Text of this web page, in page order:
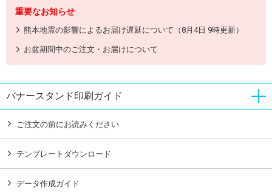
重要なお知らせ
熊本地震の影響によるお届け遅延について（8月4日 9時更新）
お盆期間中のご注文・お届けについて
バナースタンド印刷ガイド
ご注文の前にお読みください
テンプレートダウンロード
データ作成ガイド